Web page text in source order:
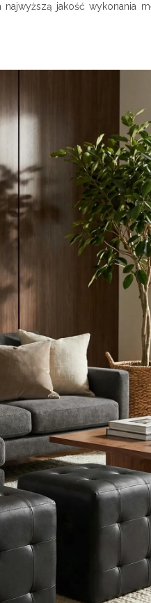
najwyższą jakość wykonania